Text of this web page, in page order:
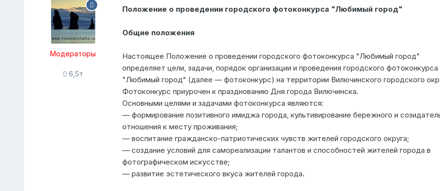
Модераторы
6,5т
Положение о проведении городского фотоконкурса "Любимый город"
Общие положения
Настоящее Положение о проведении городского фотоконкурса "Любимый город"
определяет цели, задачи, порядок организации и проведения городского фотоконкурса
"Любимый город" (далее — фотоконкурс) на территории Вилючинского городского
Фотоконкурс приурочен к празднованию Дня города Вилючинска.
Основными целями и задачами фотоконкурса являются:
— формирование позитивного имиджа города, культивирование бережного и
отношения к месту проживания;
— воспитание гражданско-патриотических чувств жителей городского округа;
— создание условий для самореализации талантов и способностей жителей города в
фотографическом искусстве;
— развитие эстетического вкуса жителей города.